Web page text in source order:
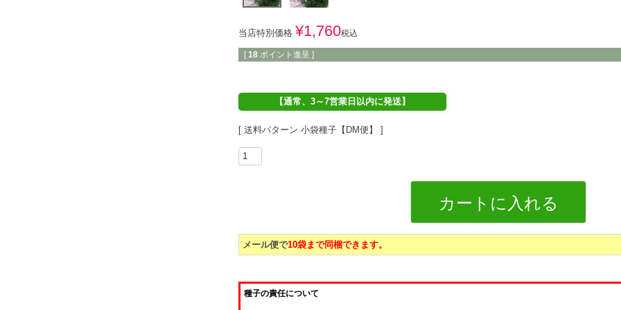
当店特別価格 ¥1,760税込
[ 18 ポイント進呈 ]
【通常、3～7営業日以内に発送】
送料パターン 小袋種子【DM便】
カートに入れる
メール便で10袋まで同梱できます。
種子の責任について